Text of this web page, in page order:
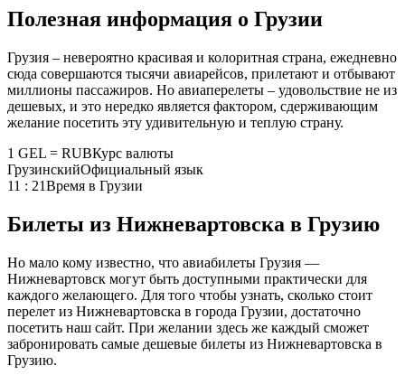
Полезная информация о Грузии
Грузия – невероятно красивая и колоритная страна, ежедневно
сюда совершаются тысячи авиарейсов, прилетают и отбывают
миллионы пассажиров. Но авиаперелеты – удовольствие не из
дешевых, и это нередко является фактором, сдерживающим
желание посетить эту удивительную и теплую страну.
1 GEL = RUBКурс валюты
ГрузинскийОфициальный язык
11 : 21Время в Грузии
Билеты из Нижневартовска в Грузию
Но мало кому известно, что авиабилеты Грузия —
Нижневартовск могут быть доступными практически для
каждого желающего. Для того чтобы узнать, сколько стоит
перелет из Нижневартовска в города Грузии, достаточно
посетить наш сайт. При желании здесь же каждый сможет
забронировать самые дешевые билеты из Нижневартовска в
Грузию.